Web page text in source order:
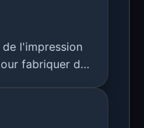
l'impression
fabriquer des
par sillage.